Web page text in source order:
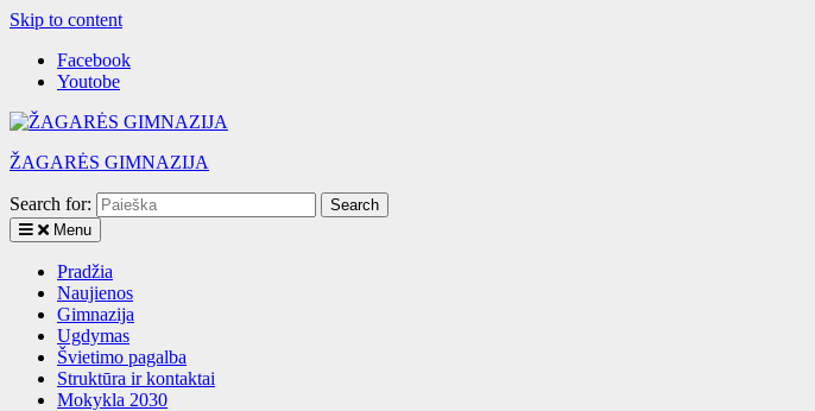
Skip to content
Facebook
Youtobe
ŽAGARĖS GIMNAZIJA
Search for:
Menu
Pradžia
Naujienos
Gimnazija
Ugdymas
Švietimo pagalba
Struktūra ir kontaktai
Mokykla 2030